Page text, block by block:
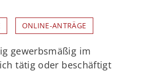
ONLINE-ANTRÄGE
gewerbsmäßig im
tätig oder beschäftigt